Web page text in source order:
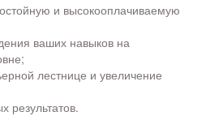
и высокооплачиваемую
ваших навыков на
лестнице и увеличение
результатов.